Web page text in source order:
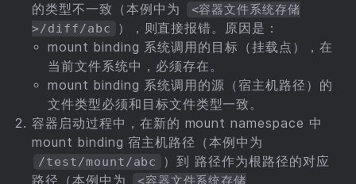
的类型不一致（本例中为
<容器文件系统存储
>/diff/abc
），则直接报错。原因是：
mount binding 系统调用的目标（挂载点），在
当前文件系统中，必须存在。
mount binding 系统调用的源（宿主机路径）的
文件类型必须和目标文件类型一致。
容器启动过程中，在新的 mount namespace 中
mount binding 宿主机路径（本例中为
/test/mount/abc
）到 路径作为根路径的对应
路径（本例中为
<容器文件系统存储